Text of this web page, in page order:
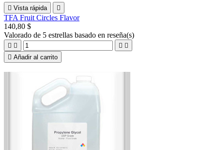
 Vista rápida 
TFA Fruit Circles Flavor
140,80 $
Valorado de 5 estrellas basado en reseña(s)
   
 Añadir al carrito